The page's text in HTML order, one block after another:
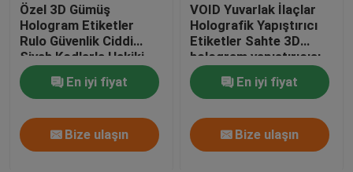
Özel 3D Gümüş
Hologram Etiketler
Rulo Güvenlik Ciddi
Siyah Kodlarla Hakiki
holografik güvenlik
etiketleriEn iyi fiyat
Bize ulaşın
VOID Yuvarlak İlaçlar
Holografik Yapıştırıcı
Etiketler Sahte 3D
hologram yapıştırıcısı
En iyi fiyat
Bize ulaşın